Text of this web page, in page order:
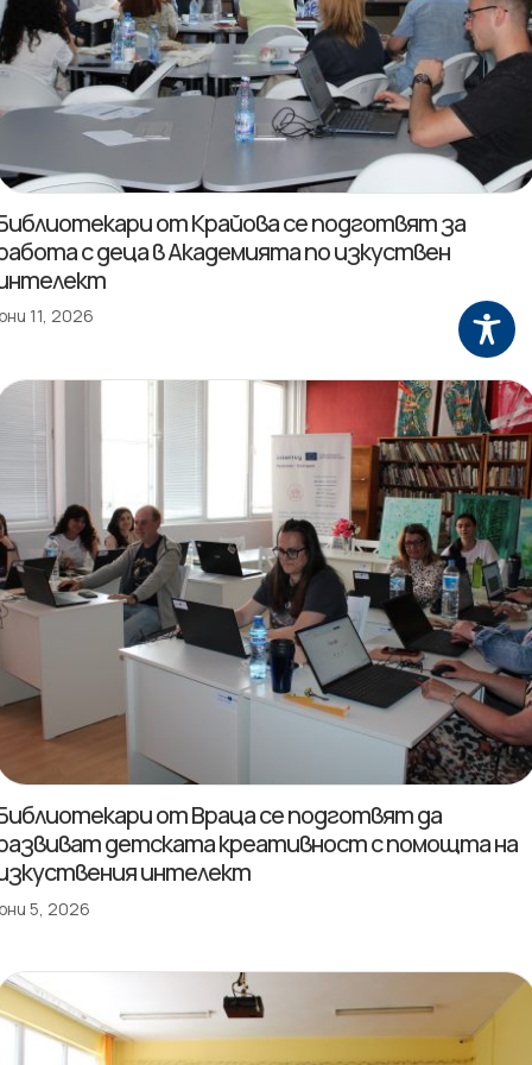
от Крайова се подготвят за
с деца в Академията по изкуствен
11, 2026
от Враца се подготвят да
детската креативност с помощта на
интелект
5, 2026